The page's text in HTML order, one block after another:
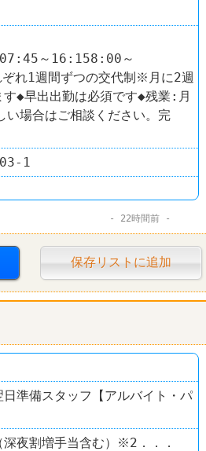
～16:158:00～
1週間ずつの交代制※月に2週
す◆早出出勤は必須です◆残業:月
場合はご相談ください。完
1
22時間前
保存リストに追加
準備スタッフ【アルバイト・パ
夜割増手当含む）※2．．．